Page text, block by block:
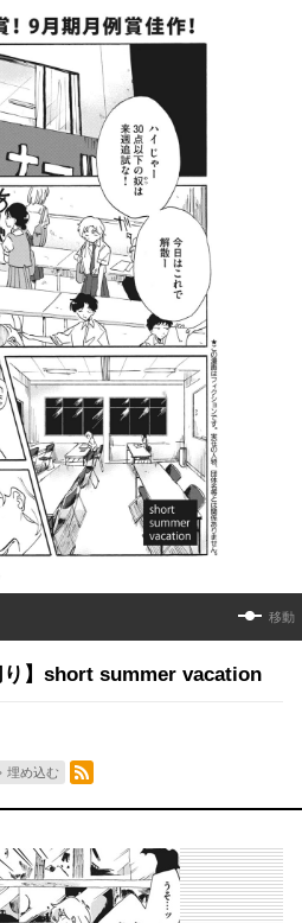
移動
り】short summer vacation
埋め込む
RSSフィード